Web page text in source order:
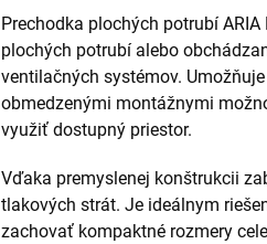
Prechodka plochých potrubí
plochých potrubí alebo
ventilačných systémov.
obmedzenými montážnymi
využiť dostupný priestor.
Vďaka premyslenej konštrukcii
tlakových strát. Je ideálnym
zachovať kompaktné rozmery